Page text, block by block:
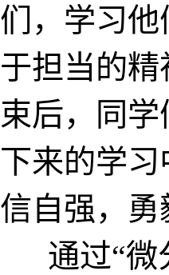
们，学习
于担当的
束后，同
下来的学
信自强，
通过“微